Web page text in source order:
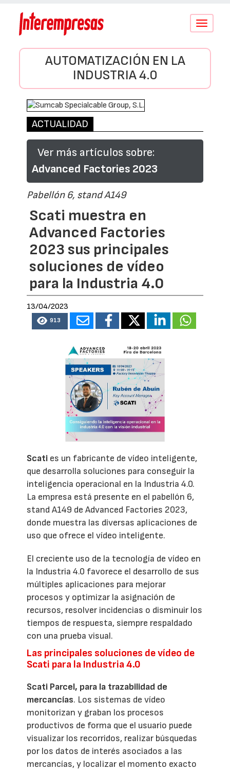
Conmutar
AUTOMATIZACIÓN EN LA
INDUSTRIA 4.0
ACTUALIDAD
Ver más artículos sobre:
Advanced Factories 2023
Pabellón 6, stand A149
Scati muestra en
Advanced Factories
2023 sus principales
soluciones de vídeo
para la Industria 4.0
13/04/2023
913
Scati es un fabricante de vídeo inteligente,
que desarrolla soluciones para conseguir la
inteligencia operacional en la Industria 4.0.
La empresa está presente en el pabellón 6,
stand A149 de Advanced Factories 2023,
donde muestra las diversas aplicaciones de
uso que ofrece el vídeo inteligente.
El creciente uso de la tecnología de vídeo en
la Industria 4.0 favorece el desarrollo de sus
múltiples aplicaciones para mejorar
procesos y optimizar la asignación de
recursos, resolver incidencias o disminuir los
tiempos de respuesta, siempre respaldado
con una prueba visual.
Las principales soluciones de vídeo de
Scati para la Industria 4.0
Scati Parcel, para la trazabilidad de
mercancías. Los sistemas de vídeo
monitorizan y graban los procesos
productivos de forma que el usuario puede
visualizar los recorridos, realizar búsquedas
por los datos de interés asociados a las
mercancías, y localizar el momento exacto